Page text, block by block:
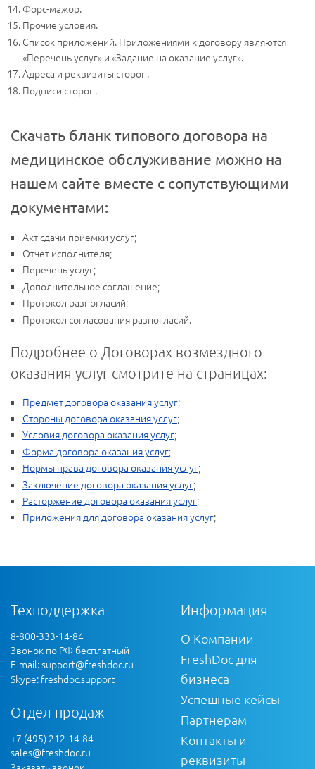
Форс-мажор.
Прочие условия.
Список приложений. Приложениями к договору являются
«Перечень услуг» и «Задание на оказание услуг».
Адреса и реквизиты сторон.
Подписи сторон.
Скачать бланк типового договора на
медицинское обслуживание можно на
нашем сайте вместе с сопутствующими
документами:
Акт сдачи-приемки услуг;
Отчет исполнителя;
Перечень услуг;
Дополнительное соглашение;
Протокол разногласий;
Протокол согласования разногласий.
Подробнее о Договорах возмездного
оказания услуг смотрите на страницах:
Предмет договора оказания услуг;
Стороны договора оказания услуг;
Условия договора оказания услуг;
Форма договора оказания услуг;
Нормы права договора оказания услуг;
Заключение договора оказания услуг;
Расторжение договора оказания услуг;
Приложения для договора оказания услуг;
Техподдержка
8-800-333-14-84
Звонок по РФ бесплатный
E-mail:support@freshdoc.ru
Skype: freshdoc.support
Отдел продаж
+7 (495) 212-14-84
sales@freshdoc.ru
Информация
О Компании
FreshDoc для
бизнеса
Успешные кейсы
Партнерам
Контакты и
реквизиты